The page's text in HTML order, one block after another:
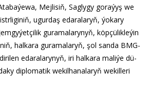
Mej­li­siň, Sag­ly­gy go­ra­ýyş we
ugur­daş eda­ra­la­ryň, ýo­ka­ry
guramalarynyň, köp­çü­lik­le­ýin
hal­ka­ra guramalaryň, şol san­da BMG-
eda­ra­la­ry­nyň, iri hal­ka­ra ma­li­ýe dü­
dip­lo­ma­tik we­kil­ha­na­la­ryň we­kil­le­ri